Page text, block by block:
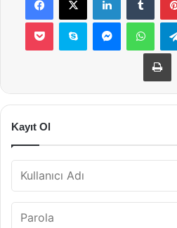
Pocket Skype Messenger
Kayıt Ol